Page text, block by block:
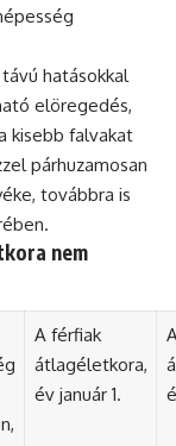
hatásokkal
elöregedés,
kisebb falvakat
párhuzamosan
továbbra is
nem
A férfiak
átlagéletkora,
év január 1.